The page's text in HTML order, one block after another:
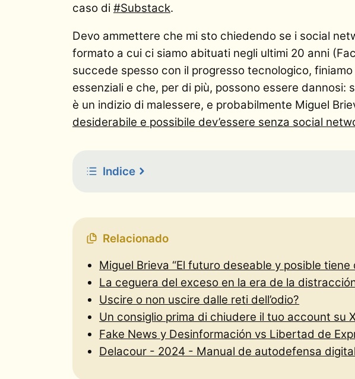
caso di #Substack.
Devo ammettere che mi sto chiedendo se i social
formato a cui ci siamo abituati negli ultimi 20 anni
succede spesso con il progresso tecnologico,
essenziali e che, per di più, possono essere dannosi:
è un indizio di malessere, e probabilmente Miguel
desiderabile e possibile dev’essere senza social
Indice
Relacionado
Miguel Brieva “El futuro deseable y posible
La ceguera del exceso en la era de la
Uscire o non uscire dalle reti dell’odio?
Un consiglio prima di chiudere il tuo account su
Fake News y Desinformación vs Libertad de
Delacour - 2024 - Manual de autodefensa digital